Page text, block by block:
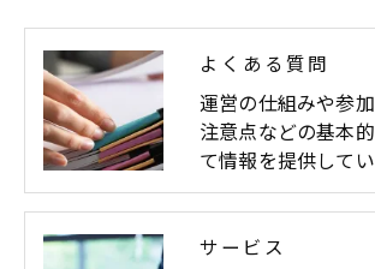
よくある質問
運営の仕組みや参加
注意点などの基本
て情報を提供して
サービス